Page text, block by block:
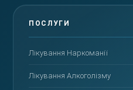
Лікування Наркоманії
Лікування Алкоголізму